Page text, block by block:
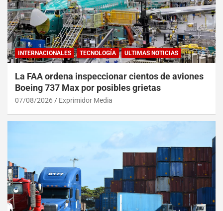
INTERNACIONALES TECNOLOGÍA ULTIMAS NOTICIAS
La FAA ordena inspeccionar cientos de aviones
Boeing 737 Max por posibles grietas
07/08/2026 Exprimidor Media